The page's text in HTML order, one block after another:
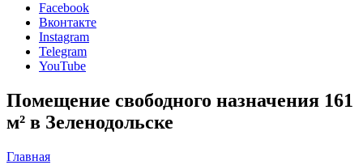
Facebook
Вконтакте
Instagram
Telegram
YouTube
Помещение свободного назначения 161
м² в Зеленодольске
Главная